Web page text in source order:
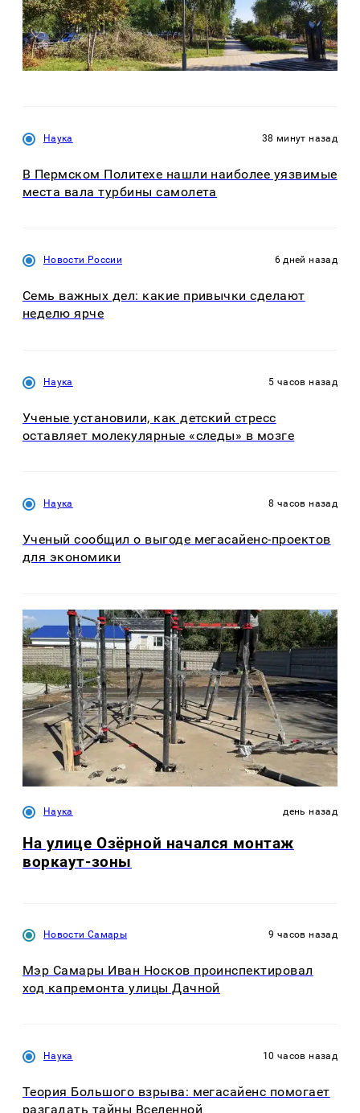
Наука 38 минут назад
В Пермском Политехе нашли наиболее уязвимые
места вала турбины самолета
Новости России 6 дней назад
Семь важных дел: какие привычки сделают
неделю ярче
Наука 5 часов назад
Ученые установили, как детский стресс
оставляет молекулярные «следы» в мозге
Наука 8 часов назад
Ученый сообщил о выгоде мегасайенс-проектов
для экономики
Наука день назад
На улице Озëрной начался монтаж
воркаут-зоны
Новости Самары 9 часов назад
Мэр Самары Иван Носков проинспектировал
ход капремонта улицы Дачной
Наука 10 часов назад
Теория Большого взрыва: мегасайенс помогает
разгадать тайны Вселенной